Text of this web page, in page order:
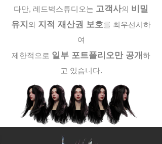
다만, 레드벅스튜디오는 고객사의 비밀
유지 와 지적 재산권 보호를 최우선시하
여
제한적으로 일부 포트폴리오만 공개하
고 있습니다.